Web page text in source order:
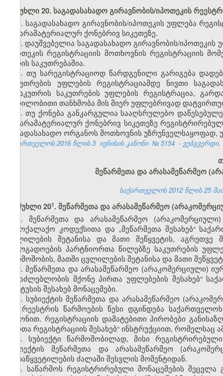
მუხლი 20. საგადასახადო გირავნობის/იპოთეკის
1. საგადასახადო გირავნობის/იპოთეკის უფლება
და არამატერიალურ ქონებრივ სიკეთეზე.
2. დაუშვებელია საგადასახადო გირავნობის/
იპოთეკის რეგისტრაციის მოთხოვნის რეგისტრაციის
პირის საკუთრებაშია.
3. თუ სარეგისტრაციოდ წარდგენილი გარიგება
საკუთრების უფლების რეგისტრაციამდე ნივთი
მესაკუთრის საკუთრების უფლების რეგისტრაცია,
წერილობითი თანხმობა მის მიერ უფლებრივად
4. თუ ქონება განკარგულია სააღსრულებო
და არამატერიალურ ქონებრივ სიკეთეზე
საგადასახადო ორგანოს მოთხოვნის უზრუნველსაყოფად,
საქართველოს 2016 წლის 3 ივნისის კანონი № 5154 - ვებგვერდი,
მეწარმეთა და არასამეწარმეო
საქართველოს 2012 წლის 25
მუხლი 20​1. მეწარმეთა და არასამეწარმეო
1. მეწარმეთა და არასამეწარმეო
სამოქალაქო კოდექსითა და „მეწარმეთა შესახებ“
ცვლილების შეტანისა და მათი შეწყვეტის, აგრეთვე
საზოგადოების პარტნიორთა წილებზე საკუთრების
წარმოშობის, მათში ცვლილების შეტანისა და მათი
2. მეწარმეთა და არასამეწარმეო (არაკომერციული)
შესაძლებლობის მქონე პირთა უფლებების შესახებ“
სტატუსის შესახებ მონაცემები.
3. სუბიექტის მეწარმეთა და არასამეწარმეო
და რეესტრის წარმოების წესი დგინდება
კანონით. რეგისტრაციის დამატებითი პირობები
პირთა რეგისტრაციის შესახებ“ ინსტრუქციით, რომელსაც
4. სუბიექტი წარმოშობილად, მისი
სუბიექტის მეწარმეთა და არასამეწარმეო
გადაწყვეტილების ძალაში შესვლის მომენტიდან.
5. საწარმოს რეგისტრირებული მონაცემების